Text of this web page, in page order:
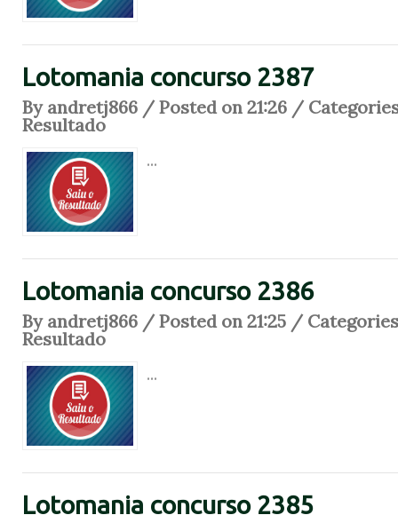
Lotomania concurso 2387
By andretj866 / Posted on 21:26 /
Resultado
...
Lotomania concurso 2386
By andretj866 / Posted on 21:25 /
Resultado
...
Lotomania concurso 2385